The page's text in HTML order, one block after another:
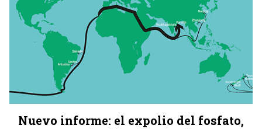
Nuevo informe: el expolio del fosfato,